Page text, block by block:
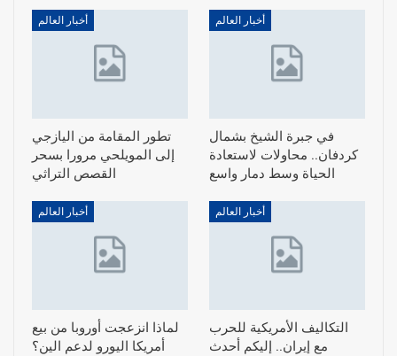
أخبار العالم
تطور المقامة من اليازجي
إلى المويلحي مرورا بسحر
القصص التراثي
أخبار العالم
في جبرة الشيخ بشمال
كردفان.. محاولات لاستعادة
الحياة وسط دمار واسع
أخبار العالم
لماذا انزعجت أوروبا من بيع
أمريكا اليورو لدعم الين؟
أخبار العالم
التكاليف الأمريكية للحرب
مع إيران.. إليكم أحدث